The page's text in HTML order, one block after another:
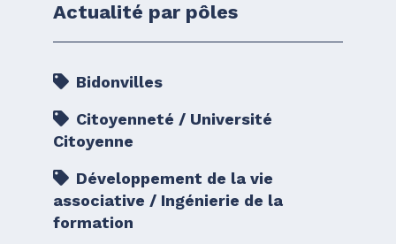
Actualité par pôles
Bidonvilles
Citoyenneté / Université
Citoyenne
Développement de la vie
associative / Ingénierie de la
formation